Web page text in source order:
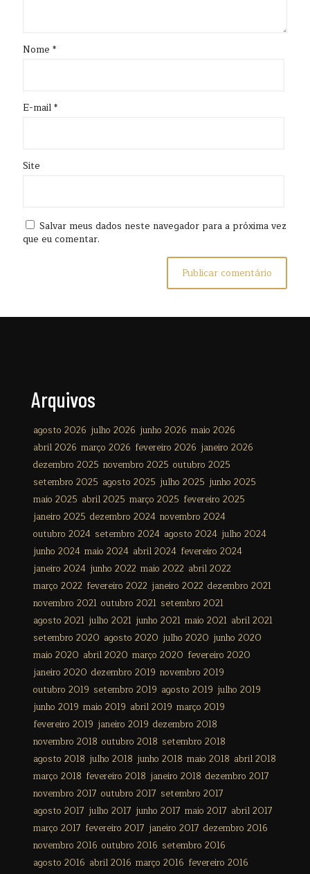
Nome *
E-mail*
Site
Salvar meus dados neste navegador para a próxima vez
que eu comentar.
Arquivos
agosto 2026 julho 2026 junho 2026 maio 2026
abril 2026 março 2026 fevereiro 2026 janeiro 2026
dezembro 2025 novembro 2025 outubro 2025
setembro 2025 agosto 2025 julho 2025 junho 2025
maio 2025 abril 2025 março 2025 fevereiro 2025
janeiro 2025 dezembro 2024 novembro 2024
outubro 2024 setembro 2024 agosto 2024 julho 2024
junho 2024 maio 2024 abril 2024 fevereiro 2024
janeiro 2024 junho 2022 maio 2022 abril 2022
março 2022 fevereiro 2022 janeiro 2022 dezembro 2021
novembro 2021 outubro 2021 setembro 2021
agosto 2021 julho 2021 junho 2021 maio 2021 abril 2021
setembro 2020 agosto 2020 julho 2020 junho 2020
maio 2020 abril 2020 março 2020 fevereiro 2020
janeiro 2020 dezembro 2019 novembro 2019
outubro 2019 setembro 2019 agosto 2019 julho 2019
junho 2019 maio 2019 abril 2019 março 2019
fevereiro 2019 janeiro 2019 dezembro 2018
novembro 2018 outubro 2018 setembro 2018
agosto 2018 julho 2018 junho 2018 maio 2018 abril 2018
março 2018 fevereiro 2018 janeiro 2018 dezembro 2017
novembro 2017 outubro 2017 setembro 2017
agosto 2017 julho 2017 junho 2017 maio 2017 abril 2017
março 2017 fevereiro 2017 janeiro 2017 dezembro 2016
novembro 2016 outubro 2016 setembro 2016
agosto 2016 abril 2016 março 2016 fevereiro 2016